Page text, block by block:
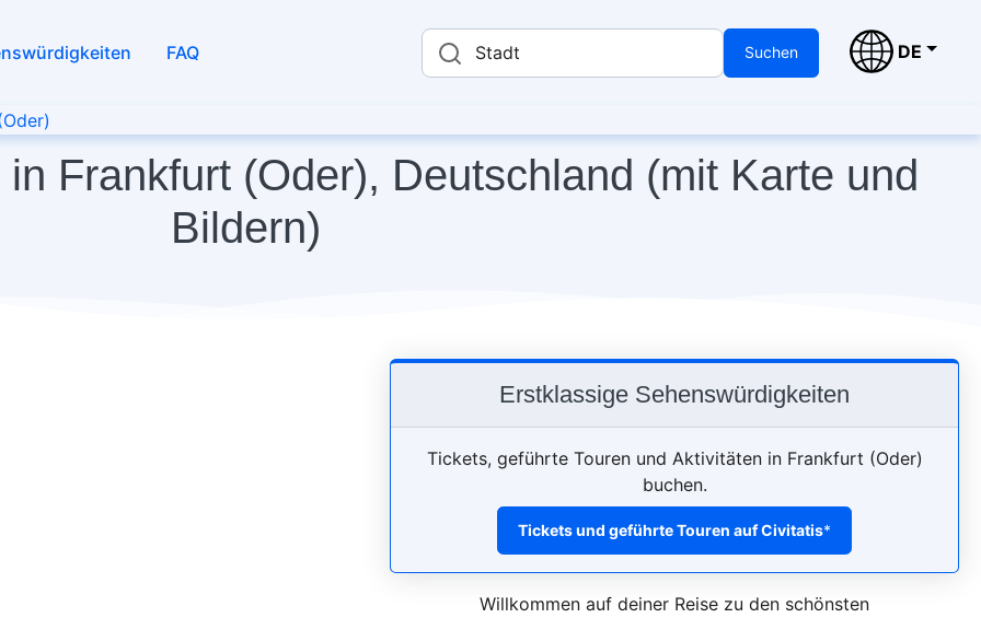
FAQ Stadt Suchen DE
Frankfurt (Oder), Deutschland (mit Karte und
Bildern)
Erstklassige Sehenswürdigkeiten
Tickets, geführte Touren und Aktivitäten in Frankfurt (Oder)
buchen.
Tickets und geführte Touren auf Civitatis*
Willkommen auf deiner Reise zu den schönsten